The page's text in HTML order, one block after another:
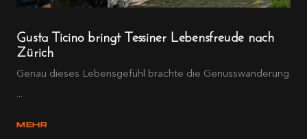
Gusta Ticino bringt Tessiner Lebensfreude nach
Zürich
Genau dieses Lebensgefühl brachte die Genusswanderung
...
MEHR